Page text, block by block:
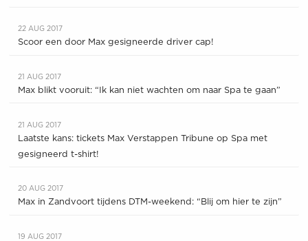
22 AUG 2017
Scoor een door Max gesigneerde driver cap!
21 AUG 2017
Max blikt vooruit: “Ik kan niet wachten om naar Spa te gaan”
21 AUG 2017
Laatste kans: tickets Max Verstappen Tribune op Spa met
gesigneerd t-shirt!
20 AUG 2017
Max in Zandvoort tijdens DTM-weekend: “Blij om hier te zijn”
19 AUG 2017